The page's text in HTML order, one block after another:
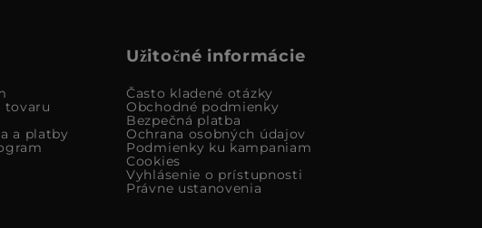
tovaru
a platby
Užitočné informácie
Často kladené otázky
Obchodné podmienky
Bezpečná platba
Ochrana osobných údajov
Podmienky ku kampaniam
Cookies
Vyhlásenie o prístupnosti
Právne ustanovenia